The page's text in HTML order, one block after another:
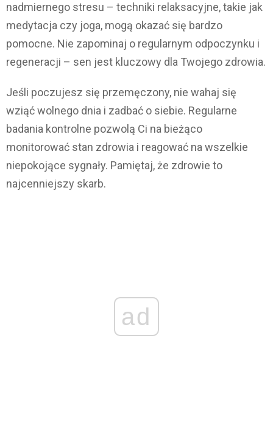
nadmiernego stresu – techniki relaksacyjne, takie jak
medytacja czy joga, mogą okazać się bardzo
pomocne. Nie zapominaj o regularnym odpoczynku i
regeneracji – sen jest kluczowy dla Twojego zdrowia.
Jeśli poczujesz się przemęczony, nie wahaj się
wziąć wolnego dnia i zadbać o siebie. Regularne
badania kontrolne pozwolą Ci na bieżąco
monitorować stan zdrowia i reagować na wszelkie
niepokojące sygnały. Pamiętaj, że zdrowie to
najcenniejszy skarb.
ad